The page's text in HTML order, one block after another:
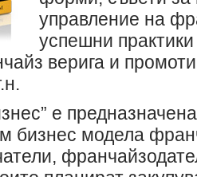
управление на
успешни
верига и
е
бизнес модела